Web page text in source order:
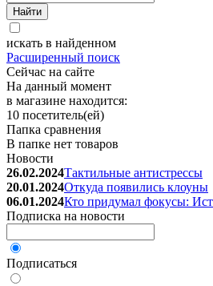
искать в найденном
Расширенный поиск
Сейчас на сайте
На данный момент
в магазине находится:
10 посетитель(ей)
Папка сравнения
В папке нет товаров
Новости
26.02.2024Тактильные антистрессы
20.01.2024Откуда появились клоуны
06.01.2024Кто придумал фокусы:
Подписка на новости
Подписаться